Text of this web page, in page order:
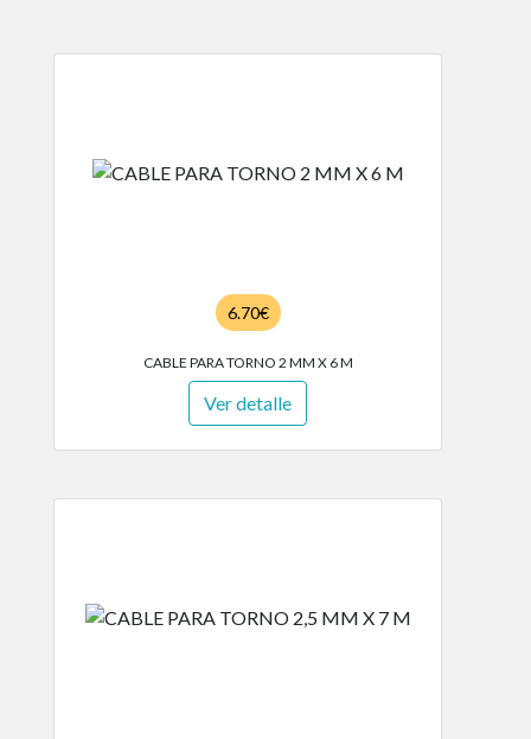
6.70€
CABLE PARA TORNO 2 MM X 6 M
Ver detalle